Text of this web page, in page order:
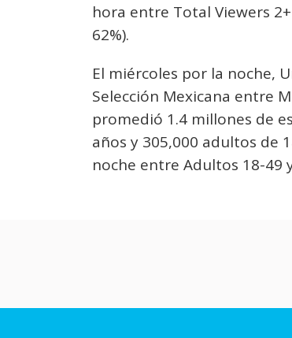
hora entre Total Viewers
62%).
El miércoles por la noche,
Selección Mexicana entre
promedió 1.4 millones de
años y 305,000 adultos de
noche entre Adultos 18-49